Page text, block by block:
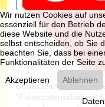
Deutschlandweit
"Futterpatenschaften"
Wir nutzen Cookies auf
essenziell für den Betrieb
diese Website und die
selbst entscheiden, ob Sie
beachten Sie, dass bei
Funktionalitäten der Seite
Akzeptieren
Ablehnen